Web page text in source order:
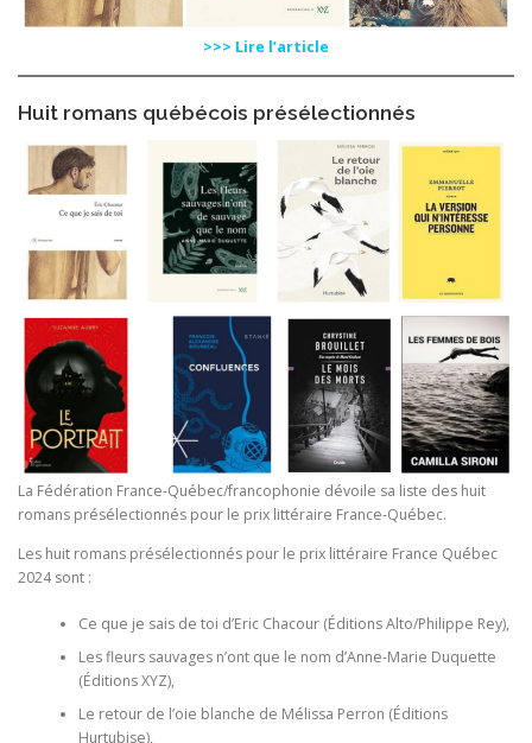
>>> Lire l’article
Huit romans québécois présélectionnés
La Fédération France-Québec/francophonie dévoile sa liste des huit
romans présélectionnés pour le prix littéraire France-Québec.
Les huit romans présélectionnés pour le prix littéraire France Québec
2024 sont :
Ce que je sais de toi d’Eric Chacour (Éditions Alto/Philippe Rey),
Les fleurs sauvages n’ont que le nom d’Anne-Marie Duquette
(Éditions XYZ),
Le retour de l’oie blanche de Mélissa Perron (Éditions
Hurtubise),